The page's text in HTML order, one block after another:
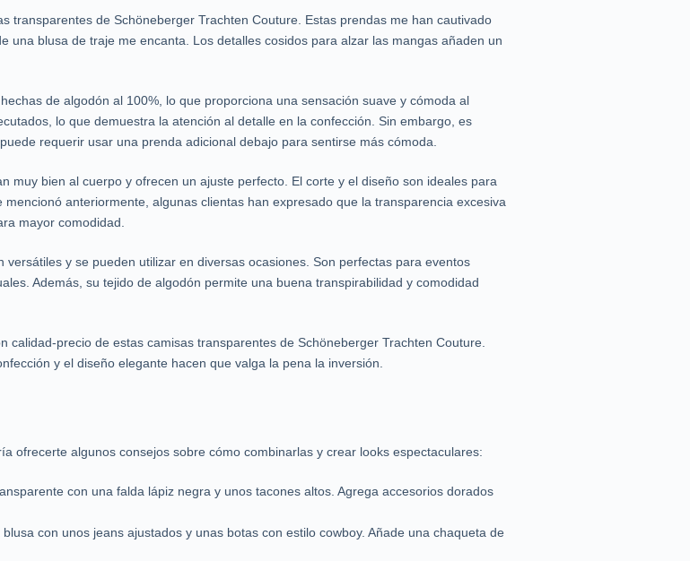
transparentes de Schöneberger Trachten Couture. Estas prendas me han cautivado
una blusa de traje me encanta. Los detalles cosidos para alzar las mangas añaden un
de algodón al 100%, lo que proporciona una sensación suave y cómoda al
lo que demuestra la atención al detalle en la confección. Sin embargo, es
requerir usar una prenda adicional debajo para sentirse más cómoda.
muy bien al cuerpo y ofrecen un ajuste perfecto. El corte y el diseño son ideales para
anteriormente, algunas clientas han expresado que la transparencia excesiva
mayor comodidad.
y se pueden utilizar en diversas ocasiones. Son perfectas para eventos
Además, su tejido de algodón permite una buena transpirabilidad y comodidad
calidad-precio de estas camisas transparentes de Schöneberger Trachten Couture.
y el diseño elegante hacen que valga la pena la inversión.
ofrecerte algunos consejos sobre cómo combinarlas y crear looks espectaculares:
con una falda lápiz negra y unos tacones altos. Agrega accesorios dorados
con unos jeans ajustados y unas botas con estilo cowboy. Añade una chaqueta de